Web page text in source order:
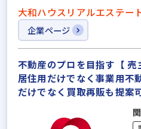
大和ハウスリアルエステー
企業ページ
不動産のプロを目指す【
居住用だけでなく事業用不
だけでなく買取再販も提案